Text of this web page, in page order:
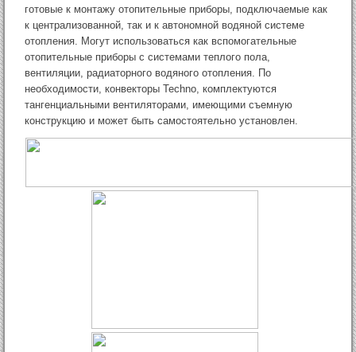
готовые к монтажу отопительные приборы, подключаемые как
к централизованной, так и к автономной водяной системе
отопления. Могут использоваться как вспомогательные
отопительные приборы с системами теплого пола,
вентиляции, радиаторного водяного отопления. По
необходимости, конвекторы Techno, комплектуются
тангенциальными вентиляторами, имеющими съемную
конструкцию и может быть самостоятельно установлен.